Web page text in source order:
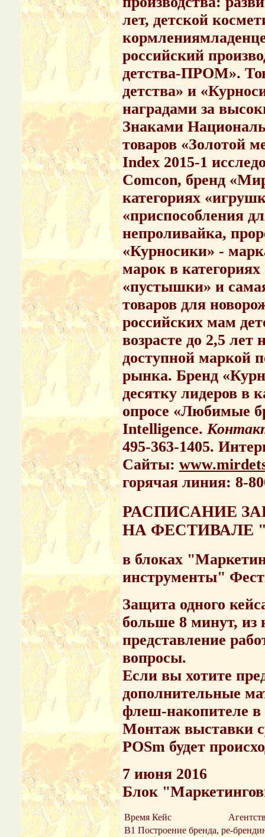
лет, детской
российский
детства-ПРОМ».
детства» и
наградами за
Знаками
товаров «Золотой
Index 2015-1
Comcon, бренд
категориях
«приспособления
непроливайка,
«Курносики» -
марок в
«пустышки» и
товаров для
российских мам
возрасте до 2,5
доступной маркой
рынка. Бренд
десятку лидеров в
опросе «Любимые
Intelligence.
495-363-1405.
Сайты:
горячая линия: 8-
РАСПИСАНИЕ
НА ФЕСТИВАЛЕ
в блоках
инструменты"
Защита одного
больше 8 минут, из
представление
вопросы.
Если вы хотите
дополнительные
флеш-накопителе в
Монтаж выставки
POSm будет
7 июня 2016
Блок
Время Кейс
В1 Построение бренда, ре-